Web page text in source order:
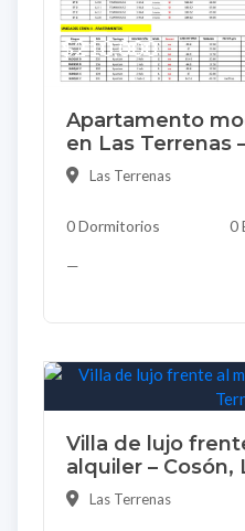
$210,000
Apartamento
en Las Terrenas
Las Terrenas
0 Dormitorios 0
—
Villa de lujo
alquiler – Cosón,
Las Terrenas